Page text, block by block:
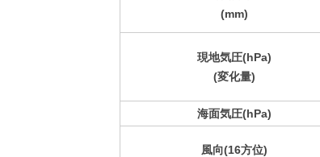
(mm)
現地気圧(hPa)
(変化量)
海面気圧(hPa)
風向(16方位)